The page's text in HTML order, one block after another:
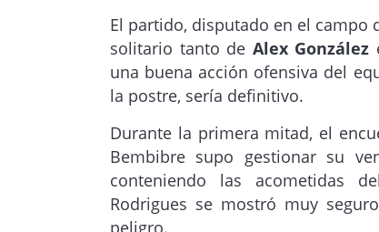
El partido, disputado en el campo
solitario tanto de Alex González
una buena acción ofensiva del
la postre, sería definitivo.
Durante la primera mitad, el
Bembibre supo gestionar su
conteniendo las acometidas
Rodrigues se mostró muy
peligro.